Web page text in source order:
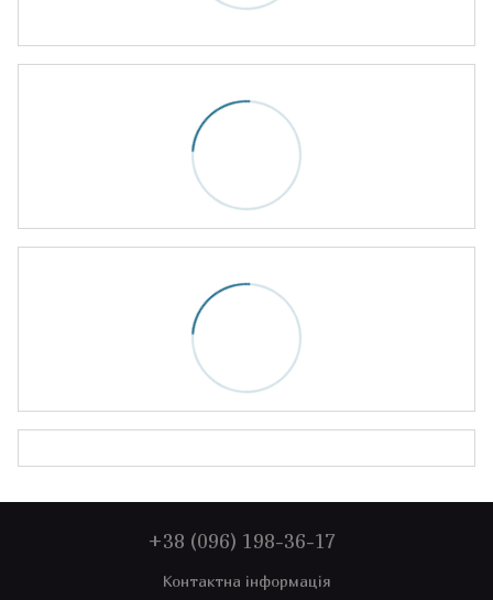
+38 (096) 198-36-17
Контактна інформація